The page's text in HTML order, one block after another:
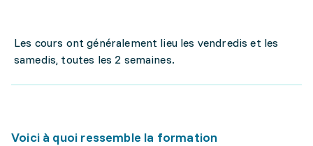
Les cours ont généralement lieu les vendredis et les
samedis, toutes les 2 semaines.
Voici à quoi ressemble la formation